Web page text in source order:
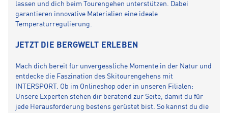
lassen und dich beim Tourengehen unterstützen. Dabei
garantieren innovative Materialien eine ideale
Temperaturregulierung.
JETZT DIE BERGWELT ERLEBEN
Mach dich bereit für unvergessliche Momente in der Natur und
entdecke die Faszination des Skitourengehens mit
INTERSPORT. Ob im Onlineshop oder in unseren Filialen:
Unsere Experten stehen dir beratend zur Seite, damit du für
jede Herausforderung bestens gerüstet bist. So kannst du die